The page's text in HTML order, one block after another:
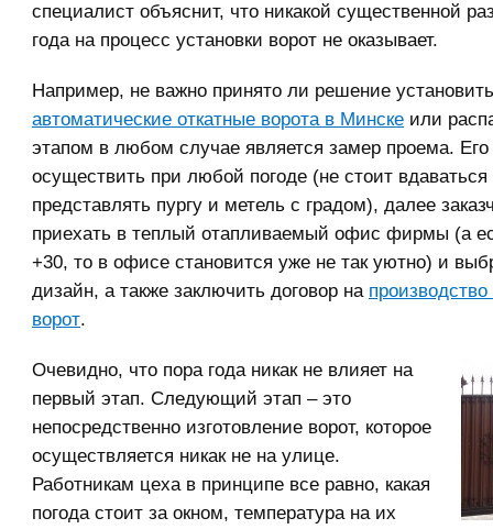
специалист объяснит, что никакой существенной
года на процесс установки ворот не оказывает.
Например, не важно принято ли решение установить
автоматические откатные ворота в Минске или
этапом в любом случае является замер проема.
осуществить при любой погоде (не стоит вдаваться
представлять пургу и метель с градом), далее
приехать в теплый отапливаемый офис фирмы (а
+30, то в офисе становится уже не так уютно) и
дизайн, а также заключить договор на
ворот.
Очевидно, что пора года никак не влияет на
первый этап. Следующий этап – это
непосредственно изготовление ворот, которое
осуществляется никак не на улице.
Работникам цеха в принципе все равно, какая
погода стоит за окном, температура на их